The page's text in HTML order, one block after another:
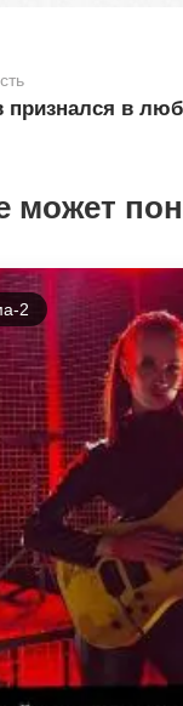
признался в
может
2